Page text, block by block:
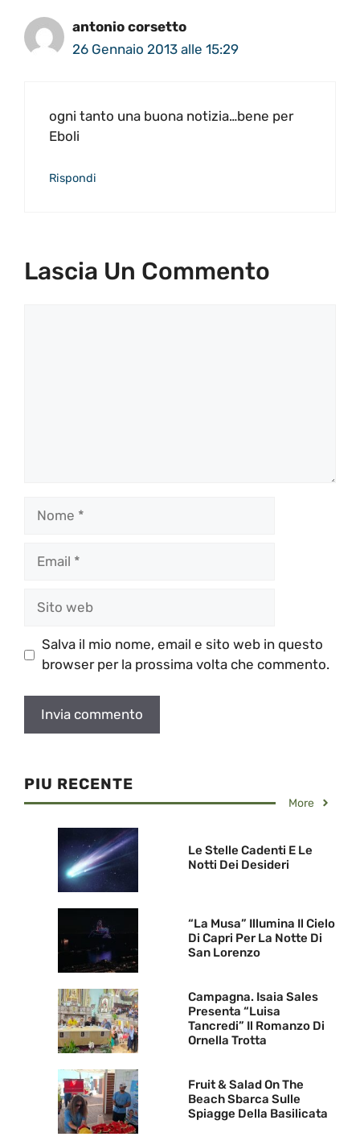
antonio corsetto
26 Gennaio 2013 alle 15:29
ogni tanto una buona notizia…bene per
Eboli
Rispondi
Lascia Un Commento
Salva il mio nome, email e sito web in questo
browser per la prossima volta che commento.
PIU RECENTE
More
Le Stelle Cadenti E Le
Notti Dei Desideri
“La Musa” Illumina Il Cielo
Di Capri Per La Notte Di
San Lorenzo
Campagna. Isaia Sales
Presenta “Luisa
Tancredi” Il Romanzo Di
Ornella Trotta
Fruit & Salad On The
Beach Sbarca Sulle
Spiagge Della Basilicata